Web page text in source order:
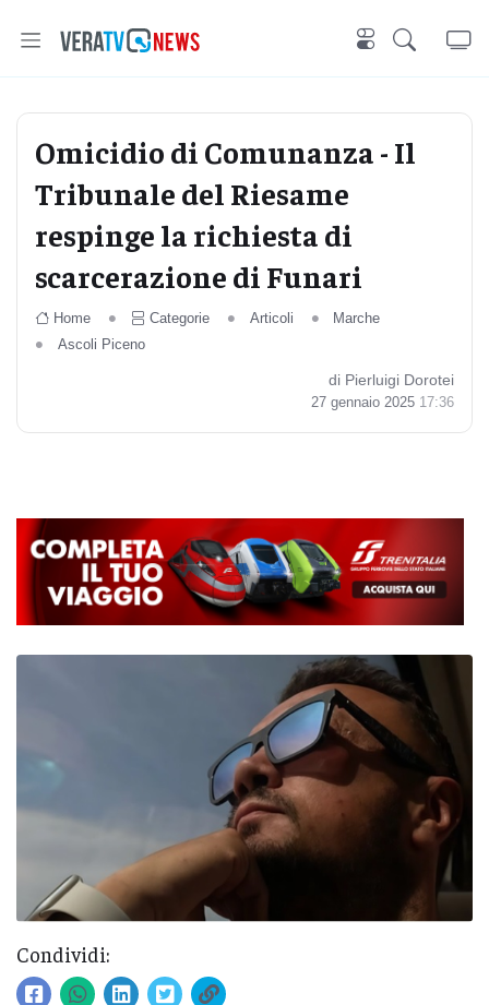
Omicidio di Comunanza - Il
Tribunale del Riesame
respinge la richiesta di
scarcerazione di Funari
Home Categorie Articoli
Marche
Ascoli Piceno
di Pierluigi Dorotei
27 gennaio 2025 17:36
Condividi: